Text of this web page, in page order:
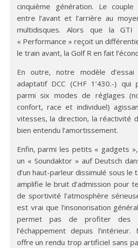
cinquième génération. Le
entre l’avant et l’arrière au
multidisques. Alors que la
« Performance » reçoit un
le train avant, la Golf R en fait
En outre, notre modèle
adaptatif DCC (CHF 1’430.-)
parmi six modes de réglages
confort, race et individuel)
vitesses, la direction, la réactivité
bien entendu l’amortissement.
Enfin, parmi les petits « gadgets
un « Soundaktor » auf Deutsch
d’un haut-parleur dissimulé sous le
amplifie le bruit d’admission pour
de sportivité l’atmosphère
est vrai que l’insonorisation
permet pas de profiter des
l’échappement depuis
offre un rendu trop artificiel sans